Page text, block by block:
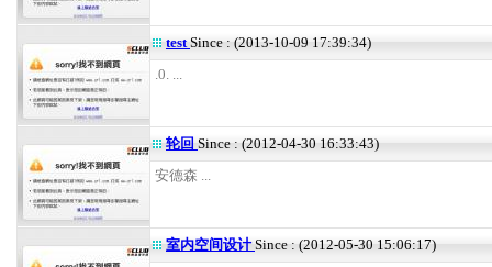
testSince : (2013-10-09 17:39:34)
.0. ...
轮回 Since : (2012-04-30 16:33:43)
安德森 ...
室内空间设计Since : (2012-05-30 15:06:17)